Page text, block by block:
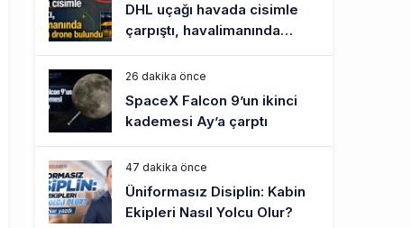
DHL uçağı havada cisimle
çarpıştı, havalimanında
patlayıcı drone bulundu
26 dakika önce
SpaceX Falcon 9’un ikinci
kademesi Ay’a çarptı
47 dakika önce
Üniformasız Disiplin: Kabin
Ekipleri Nasıl Yolcu Olur?